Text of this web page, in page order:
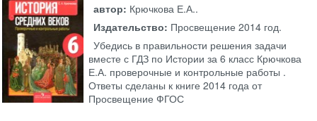
автор: Крючкова Е.А..
Издательство: Просвещение 2014 год.
Убедись в правильности решения задачи
вместе с ГДЗ по Истории за 6 класс Крючкова
Е.А. проверочные и контрольные работы .
Ответы сделаны к книге 2014 года от
Просвещение ФГОС